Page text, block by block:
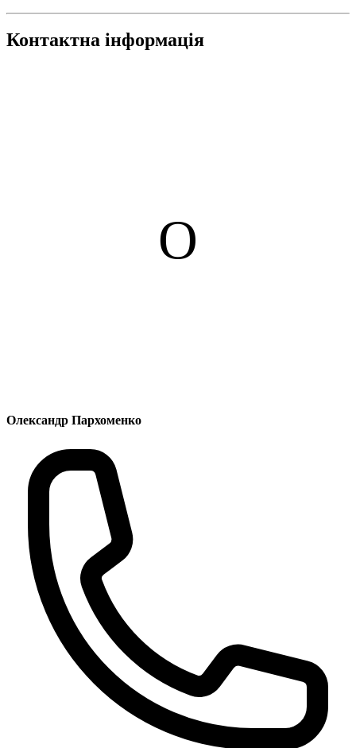
Контактна інформація
О
Олександр Пархоменко